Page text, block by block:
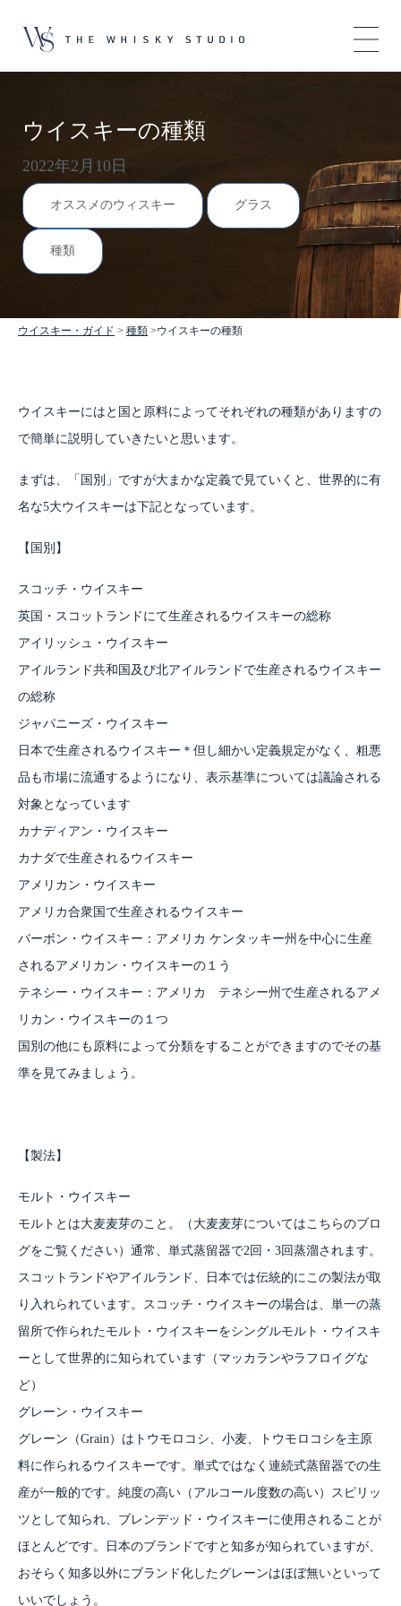
ウイスキーの種類
2022年2月10日
オススメのウィスキー グラス
種類
ウイスキー・ガイド > 種類 >ウイスキーの種類
ウイスキーにはと国と原料によってそれぞれの種類がありますの
で簡単に説明していきたいと思います。
まずは、「国別」ですが大まかな定義で見ていくと、世界的に有
名な5大ウイスキーは下記となっています。
【国別】
スコッチ・ウイスキー
英国・スコットランドにて生産されるウイスキーの総称
アイリッシュ・ウイスキー
アイルランド共和国及び北アイルランドで生産されるウイスキー
の総称
ジャパニーズ・ウイスキー
日本で生産されるウイスキー＊但し細かい定義規定がなく、粗悪
品も市場に流通するようになり、表示基準については議論される
対象となっています
カナディアン・ウイスキー
カナダで生産されるウイスキー
アメリカン・ウイスキー
アメリカ合衆国で生産されるウイスキー
バーボン・ウイスキー：アメリカ ケンタッキー州を中心に生産
されるアメリカン・ウイスキーの１う
テネシー・ウイスキー：アメリカ テネシー州で生産されるアメ
リカン・ウイスキーの１つ
国別の他にも原料によって分類をすることができますのでその基
準を見てみましょう。
【製法】
モルト・ウイスキー
モルトとは大麦麦芽のこと。（大麦麦芽についてはこちらのブロ
グをご覧ください）通常、単式蒸留器で2回・3回蒸溜されます。
スコットランドやアイルランド、日本では伝統的にこの製法が取
り入れられています。スコッチ・ウイスキーの場合は、単一の蒸
留所で作られたモルト・ウイスキーをシングルモルト・ウイスキ
ーとして世界的に知られています（マッカランやラフロイグな
ど）
グレーン・ウイスキー
グレーン（Grain）はトウモロコシ、小麦、トウモロコシを主原
料に作られるウイスキーです。単式ではなく連続式蒸留器での生
産が一般的です。純度の高い（アルコール度数の高い）スピリッ
ツとして知られ、ブレンデッド・ウイスキーに使用されることが
ほとんどです。日本のブランドですと知多が知られていますが、
おそらく知多以外にブランド化したグレーンはほぼ無いといって
いいでしょう。